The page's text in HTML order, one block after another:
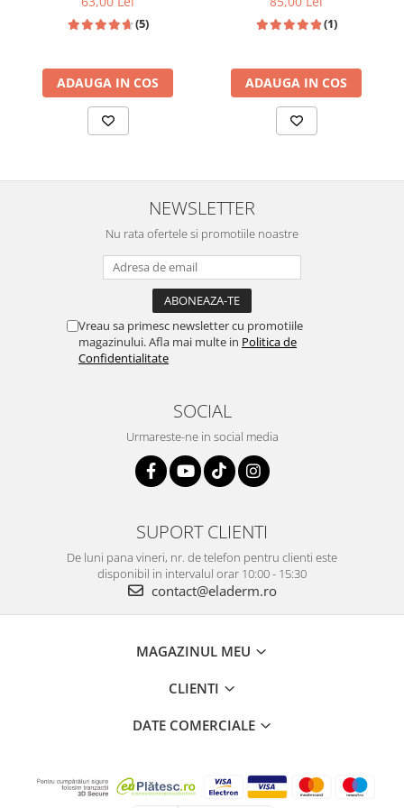
invelisul foliculului de par s-a dezvoltat mai sanatos
o radacina mai groasa si mai puternica, un fir de par mai
o mai mare activitate in “matrix area” - zona in care apare si
creste radacina firului de par
(5)
ADAUGA IN COS
(1)
ADAUGA IN COS
NEWSLETTER
Nu rata ofertele si promotiile noastre
Vreau sa primesc newsletter cu promotiile
magazinului. Afla mai multe in Politica de
Confidentialitate
SOCIAL
Urmareste-ne in social media
SUPORT CLIENTI
De luni pana vineri, nr. de telefon pentru clienti este
disponibil in intervalul orar 10:00 - 15:30
contact@eladerm.ro
MAGAZINUL MEU
CLIENTI
DATE COMERCIALE